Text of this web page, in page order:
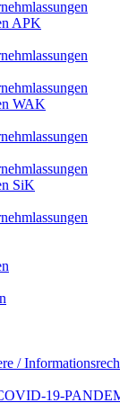
APK
WAK
SiK
/
19-